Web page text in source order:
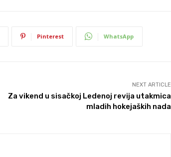
Pinterest WhatsApp
NEXT ARTICLE
Za vikend u sisačkoj Ledenoj revija utakmica
mladih hokejaških nada